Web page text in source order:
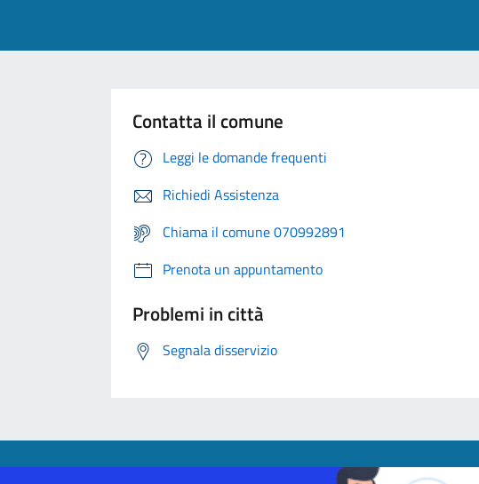
Contatta il comune
Leggi le domande frequenti
Richiedi Assistenza
Chiama il comune 070992891
Prenota un appuntamento
Problemi in città
Segnala disservizio